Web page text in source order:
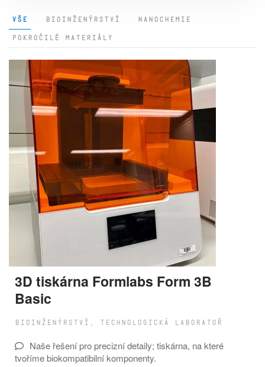
VŠE BIOINŽENÝRSTVÍ NANOCHEMIE
POKROČILÉ MATERIÁLY
3D tiskárna Formlabs Form 3B
Basic
BIOINŽENÝRSTVÍ, TECHNOLOGICKÁ LABORATOŘ
Naše řešení pro precizní detaily; tiskárna, na které
tvoříme biokompatibilní komponenty.